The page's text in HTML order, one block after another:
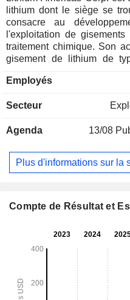
lithium dont le siège se
consacre au
l'exploitation de
traitement chimique. Son
gisement de lithium de
du Nevada. La société se
nord du Nevada, aux
de Winnemucca, dans le
la frontière avec l'Oregon.
sur environ 7 900 hectares
KV Project LLC et d’autres.
Employés
Secteur
Agenda 13/08
Plus d'informations sur la
Compte de Résultat et